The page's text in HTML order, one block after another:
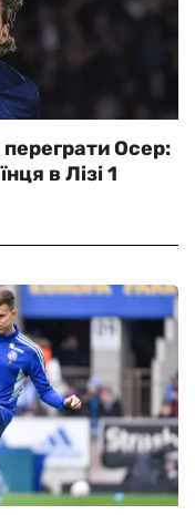
Осер:
в Лізі 1